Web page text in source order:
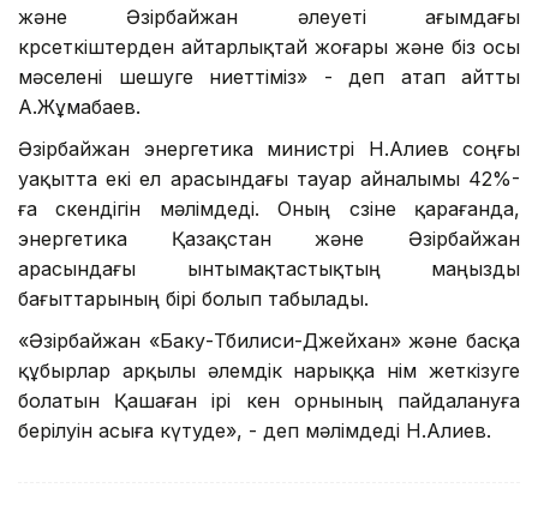
және Әзірбайжан әлеуеті ағымдағы
көрсеткіштерден айтарлықтай жоғары және біз осы
мәселені шешуге ниеттіміз» - деп атап айтты
А.Жұмабаев.
Әзірбайжан энергетика министрі Н.Алиев соңғы
уақытта екі ел арасындағы тауар айналымы 42%-
ға өскендігін мәлімдеді. Оның сөзіне қарағанда,
энергетика Қазақстан және Әзірбайжан
арасындағы ынтымақтастықтың маңызды
бағыттарының бірі болып табылады.
«Әзірбайжан «Баку-Тбилиси-Джейхан» және басқа
құбырлар арқылы әлемдік нарыққа өнім жеткізуге
болатын Қашаған ірі кен орнының пайдалануға
берілуін асыға күтуде», - деп мәлімдеді Н.Алиев.